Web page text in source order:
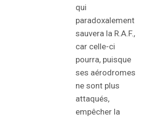
qui
paradoxalement
sauvera la R.A.F.,
car celle-ci
pourra, puisque
ses aérodromes
ne sont plus
attaqués,
empêcher la